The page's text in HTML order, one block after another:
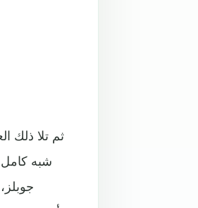
ثم تلا ذلك
شبه كامل